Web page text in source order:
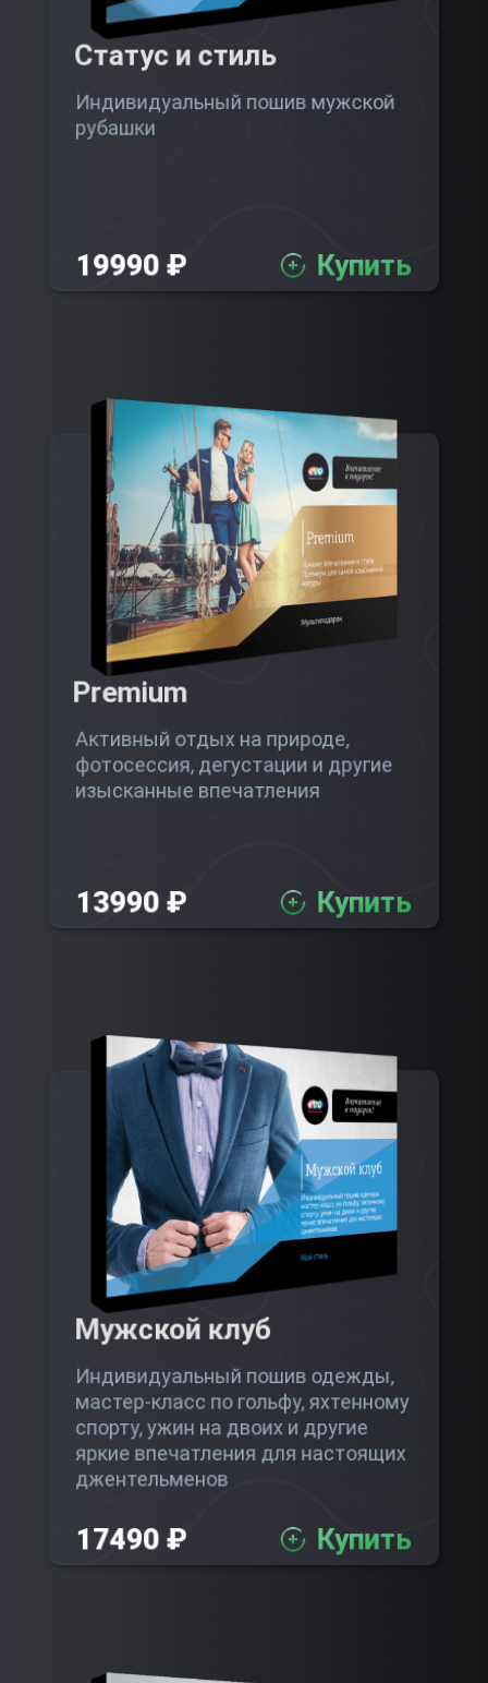
Статус и стиль
Индивидуальный пошив мужской
рубашки
19990 ₽ Купить
Premium
Активный отдых на природе,
фотосессия, дегустации и другие
изысканные впечатления
13990 ₽ Купить
Мужской клуб
Индивидуальный пошив одежды,
мастер-класс по гольфу, яхтенному
спорту, ужин на двоих и другие
яркие впечатления для настоящих
джентельменов
17490 ₽ Купить